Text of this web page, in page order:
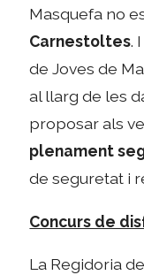
Masquefa no
Carnestoltes.
de Joves de
al llarg de les
proposar als
plenament
de seguretat i
Concurs de
La Regidoria